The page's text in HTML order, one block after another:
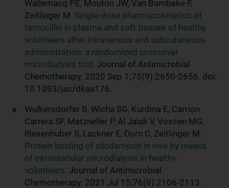
Wallemacq PE, Mouton JW, Van Bambeke F,
Zeitlinger M. Single-dose pharmacokinetics of
temocillin in plasma and soft tissues of healthy
volunteers after intravenous and subcutaneous
administration: a randomized crossover
microdialysis trial. Journal of Antimicrobial
Chemotherapy. 2020 Sep 1;75(9):2650-2656. doi:
10.1093/jac/dkaa176.
Wulkersdorfer B, Wicha SG, Kurdina E, Carrion
Carrera SF, Matzneller P, Al Jalali V, Vossen MG,
Riesenhuber S, Lackner E, Dorn C, Zeitlinger M.
Protein binding of clindamycin in vivo by means
of intravascular microdialysis in healthy
volunteers. Journal of Antimicrobial
Chemotherapy. 2021 Jul 15;76(8):2106-2113.